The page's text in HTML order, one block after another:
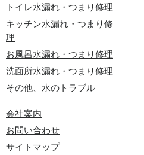
トイレ水漏れ・つまり修理
キッチン水漏れ・つまり修
理
お風呂水漏れ・つまり修理
洗面所水漏れ・つまり修理
その他、水のトラブル
会社案内
お問い合わせ
サイトマップ